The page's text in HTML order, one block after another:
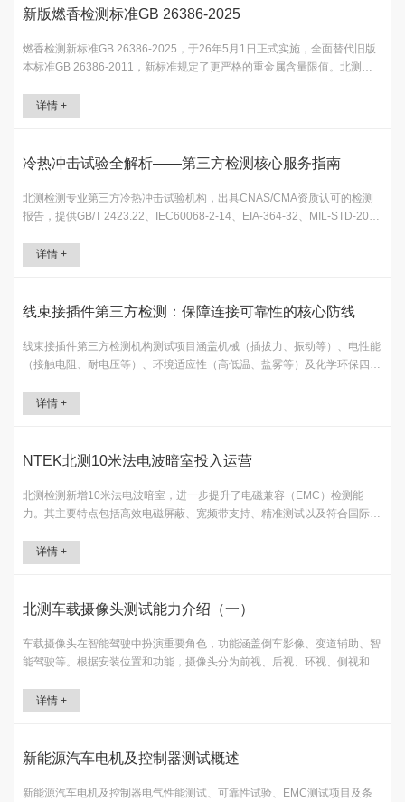
新版燃香检测标准GB 26386-2025
燃香检测新标准GB 26386-2025，于26年5月1日正式实施，全面替代旧版
本标准GB 26386-2011，新标准规定了更严格的重金属含量限值。北测检
质检测报告。
详情 +
冷热冲击试验全解析——第三方检测核心服务指南
北测检测专业第三方冷热冲击试验机构，出具CNAS/CMA资质认可的检测
报告，提供GB/T 2423.22、IEC60068-2-14、EIA-364-32、MIL-STD-202
围-65~150℃，箱子可放入0.5*0.6*0.5m（150L）、
0.85*0.8*0.75m（500L）、1.8*1*0.9m（1.5立方）、970mm*780
详情 +
线束接插件第三方检测：保障连接可靠性的核心防线
线束接插件第三方检测机构测试项目涵盖机械（插拔力、振动等）、电性能
（接触电阻、耐电压等）、环境适应性（高低温、盐雾等）及化学环保四大
企业三类。同时提及接插件种类及检测认可需求，强调其对保障产品质量、
推动行业发展的重要性及企业重视检测的必要性。
详情 +
NTEK北测10米法电波暗室投入运营
北测检测新增10米法电波暗室，进一步提升了电磁兼容（EMC）检测能
力。其主要特点包括高效电磁屏蔽、宽频带支持、精准测试以及符合国际标
题，确保设备不产生过多电磁干扰或能有效抵御外部电磁干扰。实验室配备
了强大的电源和负载能力，满足各种行业的EMC检测需求，适用于消费电
详情 +
北测车载摄像头测试能力介绍（一）
车载摄像头在智能驾驶中扮演重要角色，功能涵盖倒车影像、变道辅助、智
能驾驶等。根据安装位置和功能，摄像头分为前视、后视、环视、侧视和车
光学性能测试，如MTF值和SFR值，衡量摄像头的成像质量，确保其在不同
环境下的可靠性。所有测试遵循QC/T 1128-2019标准，涵盖图像性能、电
详情 +
新能源汽车电机及控制器测试概述
新能源汽车电机及控制器电气性能测试、可靠性试验、EMC测试项目及条